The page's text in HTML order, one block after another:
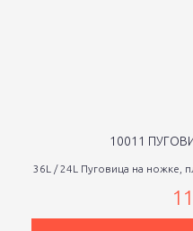
10011
36L / 24L Пуговица на ножке,